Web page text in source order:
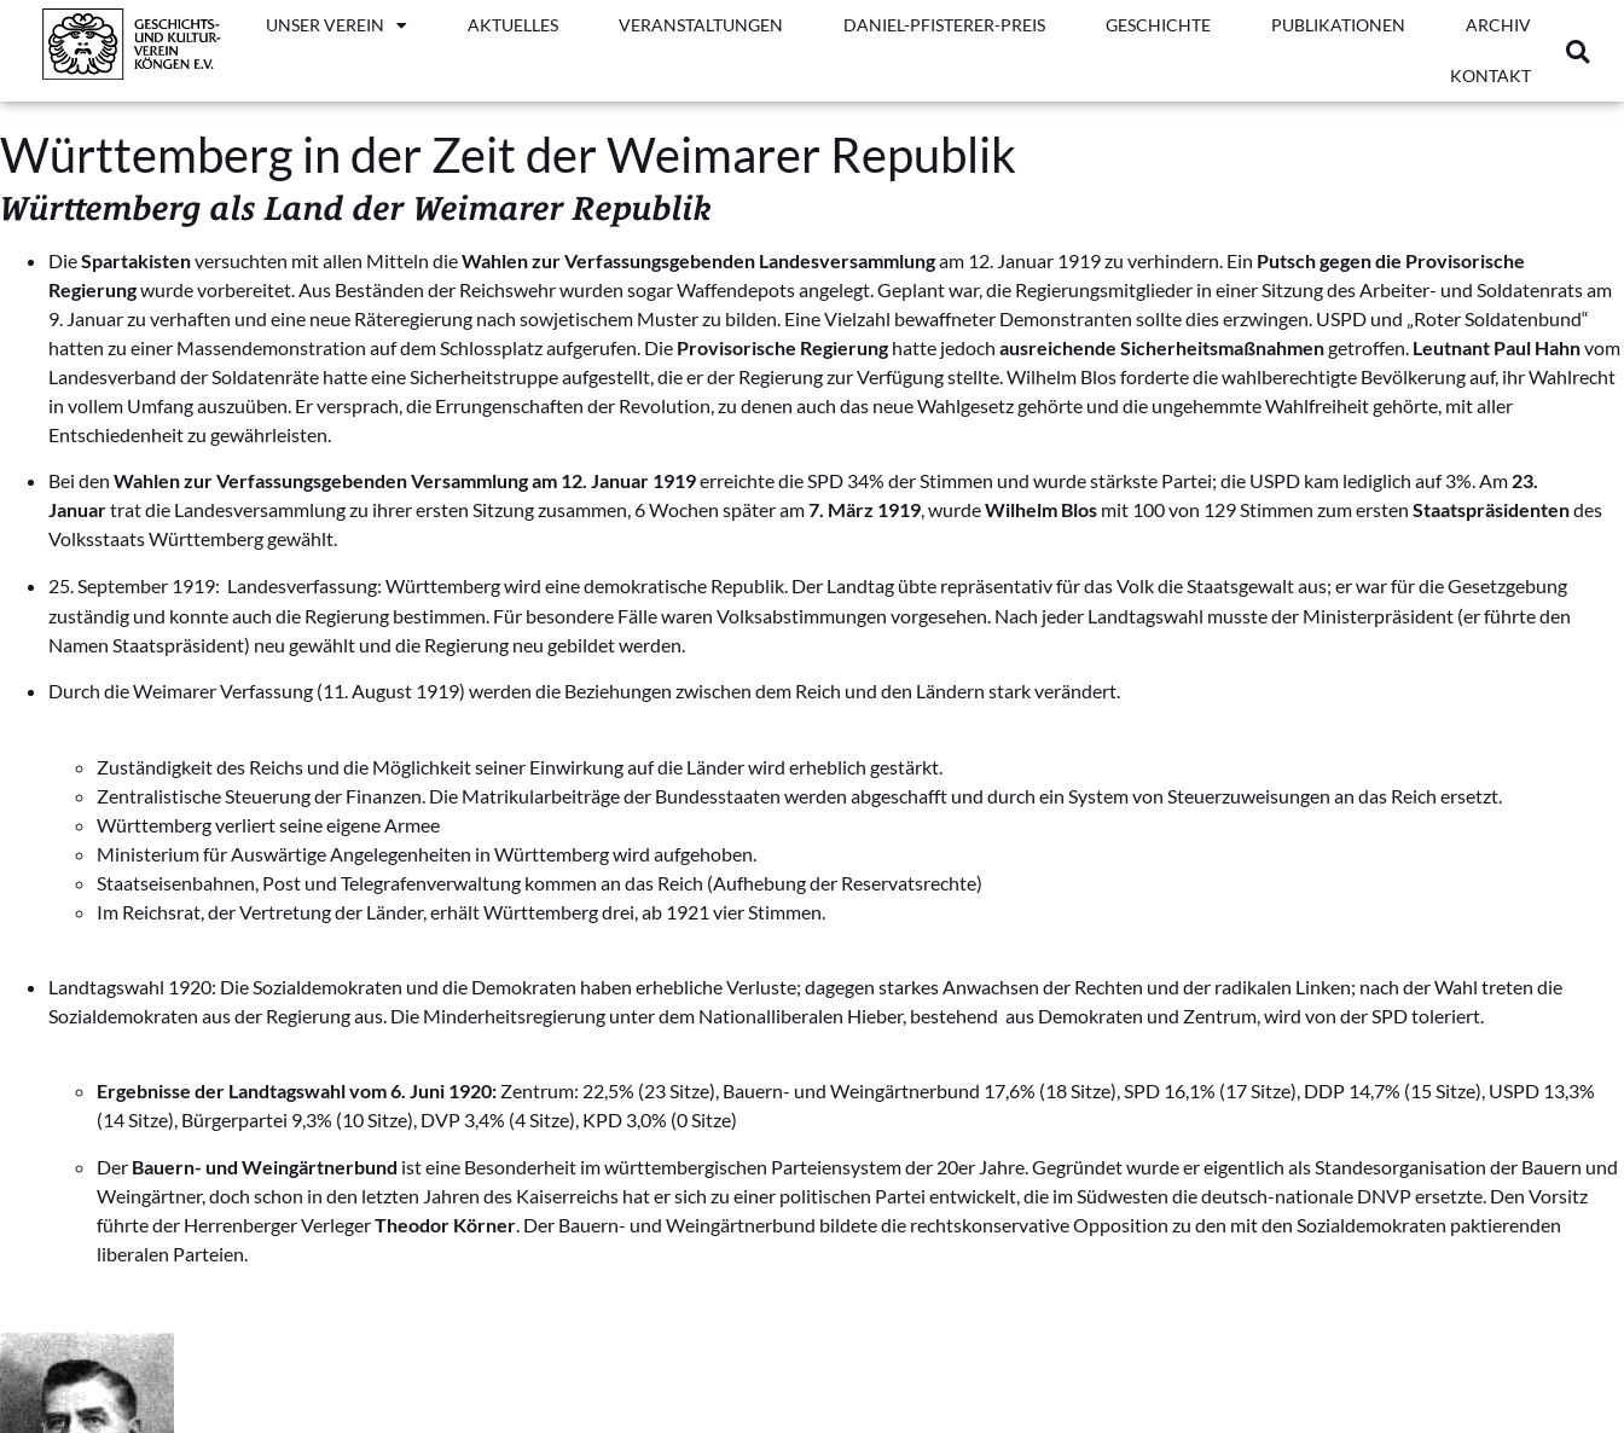
UNSER VEREIN AKTUELLES VERANSTALTUNGEN DANIEL-PFISTERER-PREIS GESCHICHTE PUBLIKATIONEN ARCHIV
KONTAKT
Württemberg in der Zeit der Weimarer Republik
Württemberg als Land der Weimarer Republik
DieSpartakistenversuchten mit allen Mitteln dieWahlen zur Verfassungsgebenden Landesversammlungam 12. Januar 1919 zu verhindern. Ein Putsch gegen die Provisorische
Regierungwurde vorbereitet. Aus Beständen der Reichswehr wurden sogar Waffendepots angelegt. Geplant war, die Regierungsmitglieder in einer Sitzung des Arbeiter- und Soldatenrats am
9. Januar zu verhaften und eine neue Räteregierung nach sowjetischem Muster zu bilden. Eine Vielzahl bewaffneter Demonstranten sollte dies erzwingen. USPD und „Roter Soldatenbund“
hatten zu einer Massendemonstration auf dem Schlossplatz aufgerufen. Die Provisorische Regierung hatte jedoch ausreichende Sicherheitsmaßnahmengetroffen. Leutnant Paul Hahnvom
Landesverband der Soldatenräte hatte eine Sicherheitstruppe aufgestellt, die er der Regierung zur Verfügung stellte. Wilhelm Blos forderte die wahlberechtigte Bevölkerung auf, ihr Wahlrecht
in vollem Umfang auszuüben. Er versprach, die Errungenschaften der Revolution, zu denen auch das neue Wahlgesetz gehörte und die ungehemmte Wahlfreiheit gehörte, mit aller
Entschiedenheit zu gewährleisten.
Bei den Wahlen zur Verfassungsgebenden Versammlung am 12. Januar 1919erreichte die SPD 34% der Stimmen und wurde stärkste Partei; die USPD kam lediglich auf 3%. Am 23.
Januartrat die Landesversammlung zu ihrer ersten Sitzung zusammen, 6 Wochen später am7. März 1919, wurdeWilhelm Blos mit 100 von 129 Stimmen zum ersten Staatspräsidentendes
Volksstaats Württemberg gewählt.
25. September 1919: Landesverfassung: Württemberg wird eine demokratische Republik. Der Landtag übte repräsentativ für das Volk die Staatsgewalt aus; er war für die Gesetzgebung
zuständig und konnte auch die Regierung bestimmen. Für besondere Fälle waren Volksabstimmungen vorgesehen. Nach jeder Landtagswahl musste der Ministerpräsident (er führte den
Namen Staatspräsident) neu gewählt und die Regierung neu gebildet werden.
Durch die Weimarer Verfassung (11. August 1919) werden die Beziehungen zwischen dem Reich und den Ländern stark verändert.
Zuständigkeit des Reichs und die Möglichkeit seiner Einwirkung auf die Länder wird erheblich gestärkt.
Zentralistische Steuerung der Finanzen. Die Matrikularbeiträge der Bundesstaaten werden abgeschafft und durch ein System von Steuerzuweisungen an das Reich ersetzt.
Württemberg verliert seine eigene Armee
Ministerium für Auswärtige Angelegenheiten in Württemberg wird aufgehoben.
Staatseisenbahnen, Post und Telegrafenverwaltung kommen an das Reich (Aufhebung der Reservatsrechte)
Im Reichsrat, der Vertretung der Länder, erhält Württemberg drei, ab 1921 vier Stimmen.
Landtagswahl 1920: Die Sozialdemokraten und die Demokraten haben erhebliche Verluste; dagegen starkes Anwachsen der Rechten und der radikalen Linken; nach der Wahl treten die
Sozialdemokraten aus der Regierung aus. Die Minderheitsregierung unter dem Nationalliberalen Hieber, bestehend aus Demokraten und Zentrum, wird von der SPD toleriert.
Ergebnisse der Landtagswahlvom 6. Juni 1920: Zentrum: 22,5% (23 Sitze), Bauern- und Weingärtnerbund 17,6% (18 Sitze), SPD 16,1% (17 Sitze), DDP 14,7% (15 Sitze), USPD 13,3%
(14 Sitze), Bürgerpartei 9,3% (10 Sitze), DVP 3,4% (4 Sitze), KPD 3,0% (0 Sitze)
Der Bauern- und Weingärtnerbund ist eine Besonderheit im württembergischen Parteiensystem der 20er Jahre. Gegründet wurde er eigentlich als Standesorganisation der Bauern und
Weingärtner, doch schon in den letzten Jahren des Kaiserreichs hat er sich zu einer politischen Partei entwickelt, die im Südwesten die deutsch-nationale DNVP ersetzte. Den Vorsitz
führte der Herrenberger VerlegerTheodor Körner . Der Bauern- und Weingärtnerbund bildete die rechtskonservative Opposition zu den mit den Sozialdemokraten paktierenden
liberalen Parteien.